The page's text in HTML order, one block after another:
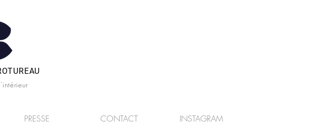
PRESSE CONTACT INSTAGRAM